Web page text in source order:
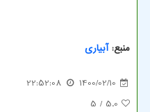
منبع:آبیاری
1400/02/10
22:52:08
5.0
/ 5